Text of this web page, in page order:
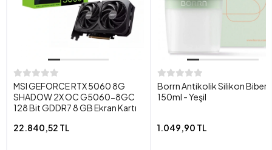
MSI GEFORCE RTX 5060 8G
SHADOW 2X OC G5060-8GC
128 Bit GDDR7 8 GB Ekran Kartı
22.840,52 TL
Borrn Antikolik Silikon
150ml - Yeşil
1.049,90 TL